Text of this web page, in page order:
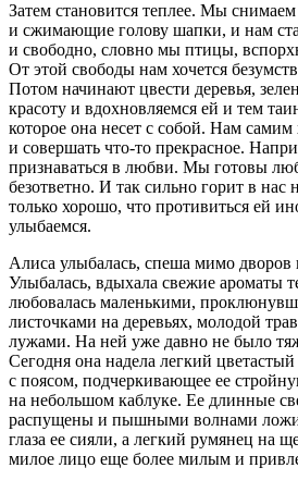
Затем становится теплее. Мы
и сжимающие голову шапки, и нам
и свободно, словно мы птицы,
От этой свободы нам хочется
Потом начинают цвести деревья,
красоту и вдохновляемся ей и тем
которое она несет с собой. Нам самим
и совершать что-то прекрасное.
признаваться в любви. Мы готовы
безответно. И так сильно горит в нас
только хорошо, что противиться ей
улыбаемся.
Алиса улыбалась, спеша мимо дворов
Улыбалась, вдыхала свежие ароматы
любовалась маленькими,
листочками на деревьях, молодой
лужами. На ней уже давно не было
Сегодня она надела легкий
с поясом, подчеркивающее ее
на небольшом каблуке. Ее длинные
распущены и пышными волнами
глаза ее сияли, а легкий румянец на
милое лицо еще более милым и